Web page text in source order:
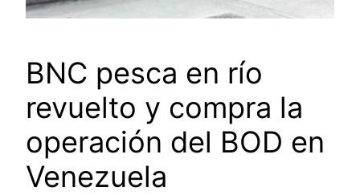
BNC pesca en río
revuelto y compra la
operación del BOD en
Venezuela